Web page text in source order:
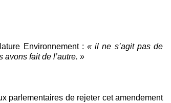
Environnement : « il ne s’agit pas de
avons fait de l’autre. »
parlementaires de rejeter cet amendement